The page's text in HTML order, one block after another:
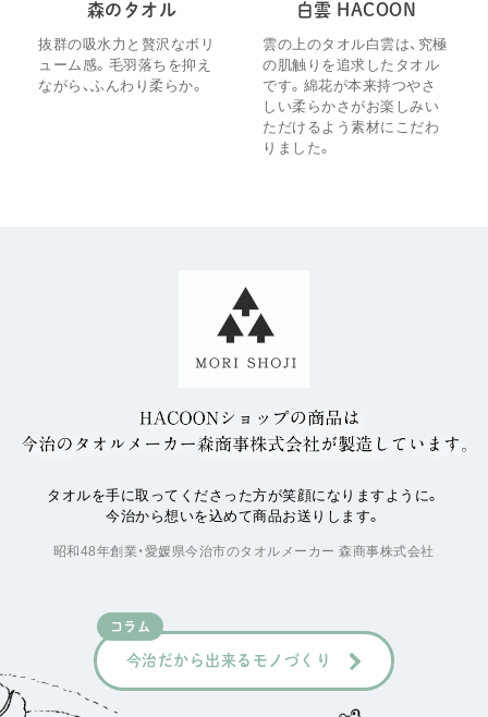
森のタオル
抜群の吸水力と贅沢なボリ
ューム感。毛羽落ちを抑え
ながら、ふんわり柔らか。
白雲 HACOON
雲の上のタオル白雲は、究極
の肌触りを追求したタオル
です。綿花が本来持つやさ
しい柔らかさがお楽しみい
ただけるよう素材にこだわ
りました。
タオルを手に取ってくださった方が笑顔になりますように。
今治から想いを込めて商品お送りします。
昭和48年創業・愛媛県今治市のタオルメーカー 森商事株式会社
コラム
今治だから出来るモノづくり